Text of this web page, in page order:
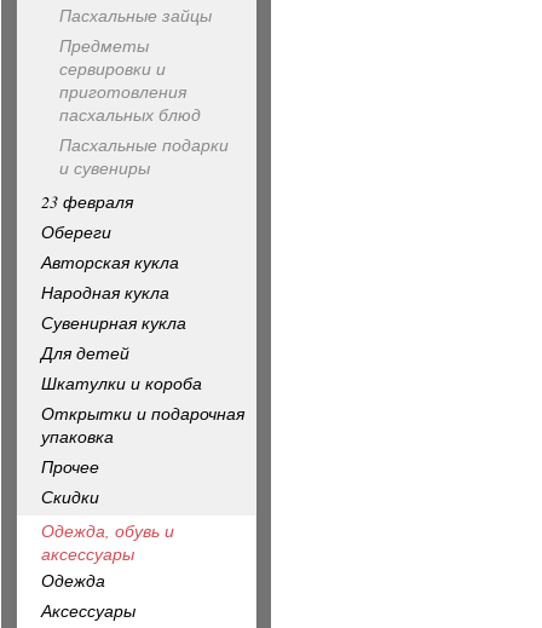
Пасхальные зайцы
Предметы
сервировки и
приготовления
пасхальных блюд
Пасхальные подарки
и сувениры
23 февраля
Обереги
Авторская кукла
Народная кукла
Сувенирная кукла
Для детей
Шкатулки и короба
Открытки и подарочная
упаковка
Прочее
Скидки
Одежда, обувь и
аксессуары
Одежда
Аксессуары